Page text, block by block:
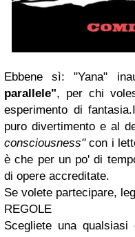
Ebbene sì: "Yana"
parallele", per chi
esperimento di
puro divertimento e al
consciousness"con i
è che per un po' di
di opere accreditate.
Se volete partecipare,
REGOLE
Scegliete una